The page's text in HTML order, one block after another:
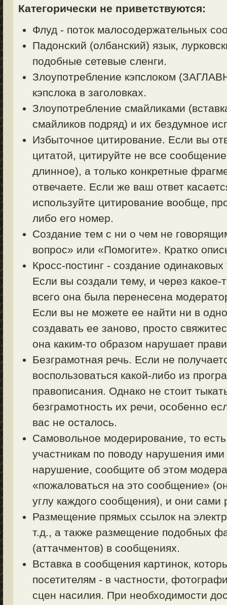
Категорически не приветствуются:
Флуд - поток малосодержательных
Падонский (олбанский) язык,
подобные сетевые сленги.
Злоупотребление кэпслоком
кэпслока в заголовках.
Злоупотребление смайликами
смайликов подряд) и их бездумное
Избыточное цитирование. Если вы
цитатой, цитируйте не все
длинное), а только конкретные
отвечаете. Если же ваш ответ
используйте цитирование вообще,
либо его номер.
Создание тем с ни о чем не
вопрос» или «Помогите». Кратко
Кросс-постинг - создание
Если вы создали тему, и через
всего она была перенесена
Если вы не можете ее найти ни в
создавать ее заново, просто
она каким-то образом нарушает
Безграмотная речь. Если не
воспользоваться какой-либо из
правописания. Однако не стоит
безграмотность их речи, особенно
вас не осталось.
Самовольное модерирование, то
участникам по поводу нарушения
нарушение, сообщите об этом
«пожаловаться на это сообщение»
углу каждого сообщения), и они сами
Размещение прямых ссылок на
т.д., а также размещение подобных
(аттачментов) в сообщениях.
Вставка в сообщения картинок,
посетителям - в частности,
сцен насилия. При необходимости